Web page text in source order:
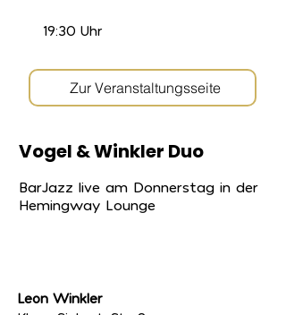
19:30 Uhr
Zur Veranstaltungsseite
Vogel & Winkler Duo
BarJazz live am Donnerstag in der
Hemingway Lounge
Leon Winkler